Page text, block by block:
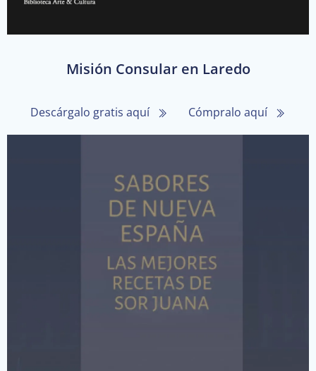
Misión Consular en Laredo
Descárgalo gratis aquí Cómpralo aquí